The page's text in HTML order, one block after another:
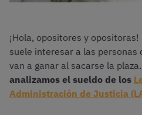
¡Hola, opositores y
suele interesar a las personas
van a ganar al sacarse la
analizamos el sueldo de los
Administración de Justicia